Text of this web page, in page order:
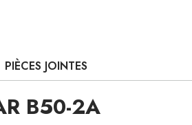
PIÈCES JOINTES
B50-2A